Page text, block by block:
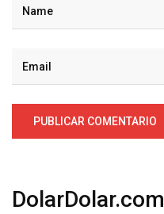
DolarDolar.com